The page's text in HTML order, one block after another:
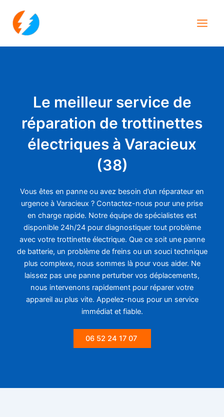
contenu
Le meilleur service de
réparation de trottinettes
électriques à Varacieux
(38)
Vous êtes en panne ou avez besoin d’un réparateur en
urgence à Varacieux ? Contactez-nous pour une prise
en charge rapide. Notre équipe de spécialistes est
disponible 24h/24 pour diagnostiquer tout problème
avec votre trottinette électrique. Que ce soit une panne
de batterie, un problème de freins ou un souci technique
plus complexe, nous sommes là pour vous aider. Ne
laissez pas une panne perturber vos déplacements,
nous intervenons rapidement pour réparer votre
appareil au plus vite. Appelez-nous pour un service
immédiat et fiable.
06 52 24 17 07